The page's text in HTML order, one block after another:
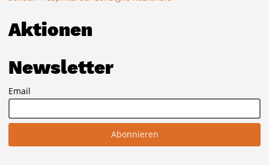
Aktionen
Newsletter
Email